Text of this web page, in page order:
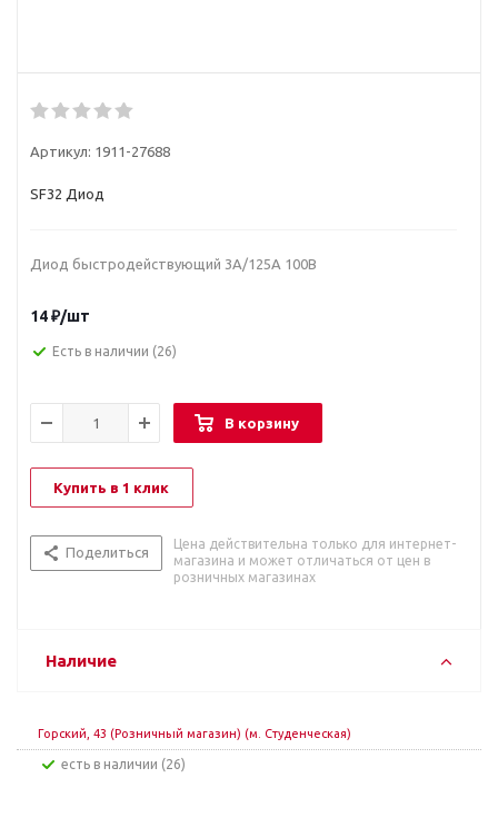
Артикул: 1911-27688
SF32 Диод
Диод быстродействующий 3A/125A 100В
14₽/шт
Есть в наличии (26)
В корзину
Купить в 1 клик
Поделиться
Цена действительна только для интернет-
магазина и может отличаться от цен в
розничных магазинах
Наличие
Горский, 43 (Розничный магазин) (м. Студенческая)
Есть в наличии (26)